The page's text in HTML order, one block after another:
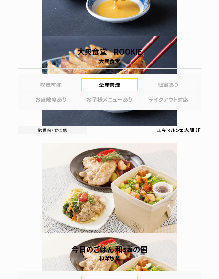
大衆食堂 ROOKIE
大衆食堂
喫煙可能 全席禁煙
個室あり
お座敷席あり
お子様メニューあり テイクアウト対応
エキマルシェ大阪 1F
今日のごはん 和saiの国
和洋惣菜